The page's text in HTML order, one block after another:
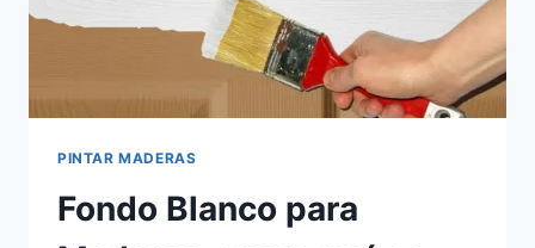
PINTAR MADERAS
Fondo Blanco para